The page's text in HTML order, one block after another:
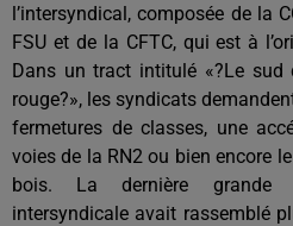
l’intersyndical, composée de la
FSU et de la CFTC, qui est à
Dans un tract intitulé «?Le sud
rouge?», les syndicats
fermetures de classes, une
voies de la RN2 ou bien encore
bois. La dernière grande
intersyndicale avait rassemblé